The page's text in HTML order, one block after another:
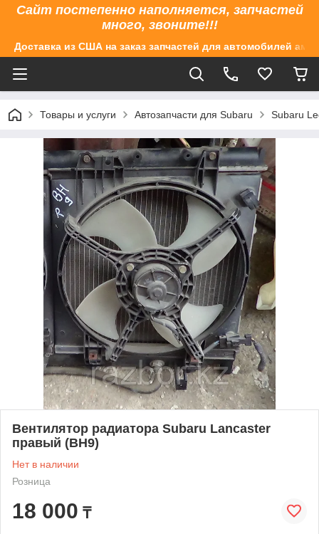
Сайт постепенно наполняется, запчастей
много, звоните!!!
Доставка из США на заказ запчастей для автомобилей
Товары и услуги Автозапчасти для Subaru Subaru
Вентилятор радиатора Subaru Lancaster
правый (BH9)
Нет в наличии
Розница
18 000 ₸